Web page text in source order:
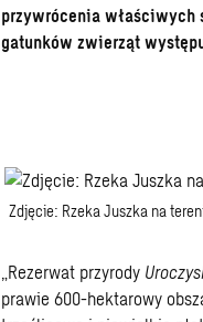
przywrócenia
gatunków zwierząt
Zdjęcie: Rzeka Juszka na
„Rezerwat przyrody
prawie 600-hektarowy